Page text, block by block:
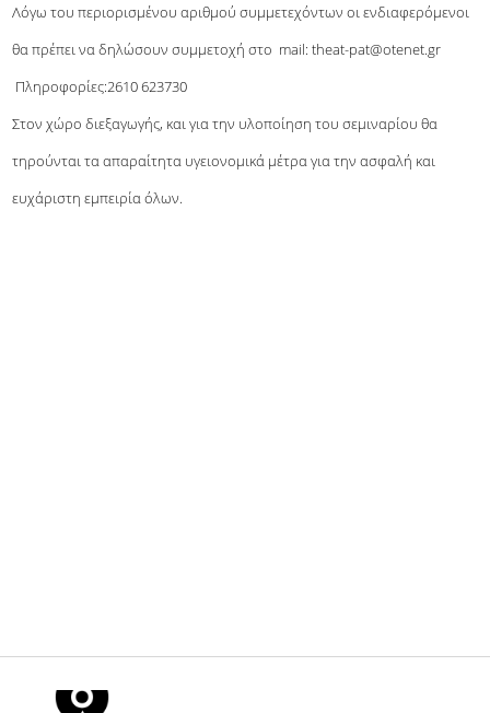
Λόγω του περιορισμένου αριθμού συμμετεχόντων οι ενδιαφερόμενοι
θα πρέπει να δηλώσουν συμμετοχή στο mail: theat-pat@otenet.gr
Πληροφορίες:2610 623730
Στον χώρο διεξαγωγής, και για την υλοποίηση του σεμιναρίου θα
τηρούνται τα απαραίτητα υγειονομικά μέτρα για την ασφαλή και
ευχάριστη εμπειρία όλων.